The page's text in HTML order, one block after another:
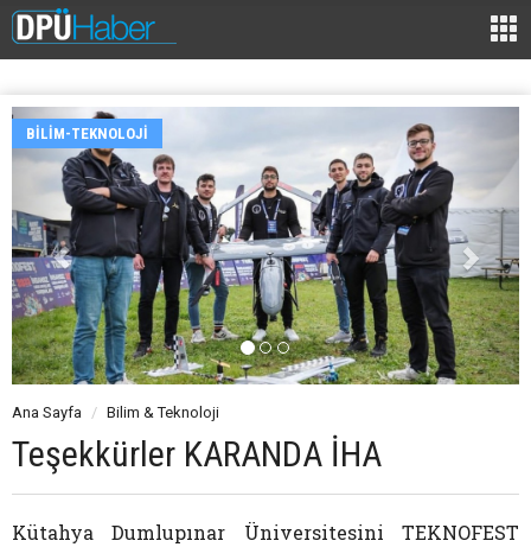
BILIM-TEKNOLOJI
Ana Sayfa Bilim & Teknoloji
Teşekkürler KARANDA İHA
Kütahya Dumlupınar Üniversitesini TEKNOFEST